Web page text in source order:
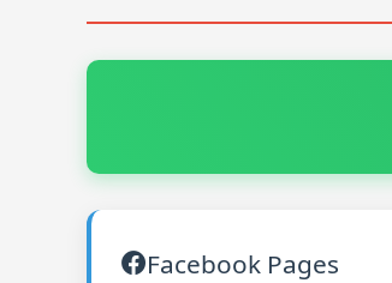
Facebook Pages